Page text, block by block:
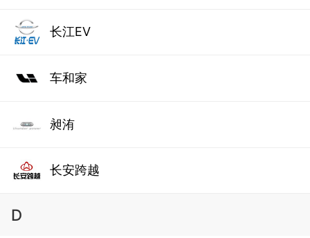
长江EV
车和家
昶洧
长安跨越
D